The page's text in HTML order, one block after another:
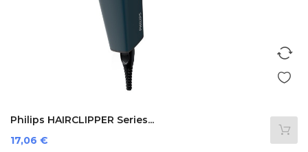
Philips HAIRCLIPPER Series...
Prezzo
17,06 €